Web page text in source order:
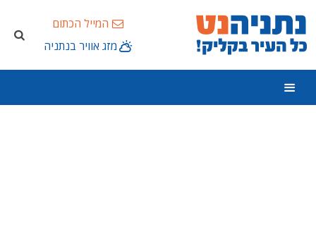
המייל הכתום
מזג אוויר בנתניה